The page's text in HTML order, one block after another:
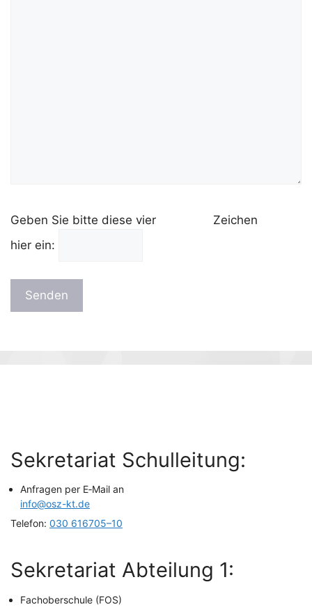
Geben Sie bit­te die­se vier
Zei­chen
hier ein:
Sekre­ta­ri­at Schulleitung:
Anfra­gen per E‑Mail an
info@osz-kt.de
Tele­fon: 030 616705–10
Sekre­ta­ri­at Abtei­lung 1:
Fach­ober­schu­le (FOS)